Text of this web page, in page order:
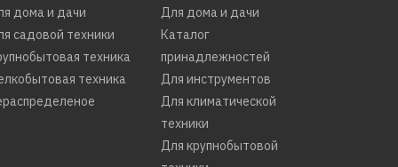
дома и дачи
садовой техники
техника
техника
Для дома и дачи
Каталог
принадлежностей
Для инструментов
Для климатической
техники
Для крупнобытовой